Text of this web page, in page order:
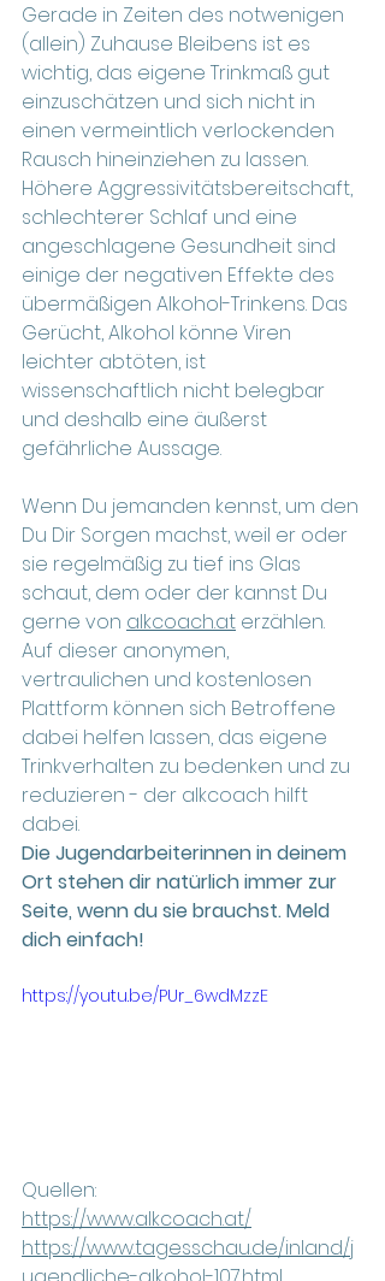
Gerade in Zeiten des notwenigen
(allein) Zuhause Bleibens ist es
wichtig, das eigene Trinkmaß gut
einzuschätzen und sich nicht in
einen vermeintlich verlockenden
Rausch hineinziehen zu lassen.
Höhere Aggressivitätsbereitschaft,
schlechterer Schlaf und eine
angeschlagene Gesundheit sind
einige der negativen Effekte des
übermäßigen Alkohol-Trinkens. Das
Gerücht, Alkohol könne Viren
leichter abtöten, ist
wissenschaftlich nicht belegbar
und deshalb eine äußerst
gefährliche Aussage.
Wenn Du jemanden kennst, um den
Du Dir Sorgen machst, weil er oder
sie regelmäßig zu tief ins Glas
schaut, dem oder der kannst Du
gerne von alkcoach.at erzählen.
Auf dieser anonymen,
vertraulichen und kostenlosen
Plattform können sich Betroffene
dabei helfen lassen, das eigene
Trinkverhalten zu bedenken und zu
reduzieren - der alkcoach hilft
dabei.
Die Jugendarbeiterinnen in deinem
Ort stehen dir natürlich immer zur
Seite, wenn du sie brauchst. Meld
dich einfach!
https://youtu.be/PUr_6wdMzzE
Quellen:
https://www.alkcoach.at/
https://www.tagesschau.de/inland/j